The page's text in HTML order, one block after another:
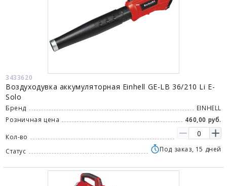
3433620
Воздуходувка аккумуляторная Einhell GE-LB 36/210 Li E-
Solo
Бренд
EINHELL
Розничная цена
460,00 руб.
Кол-во
Статус
Под заказ, 15 дней